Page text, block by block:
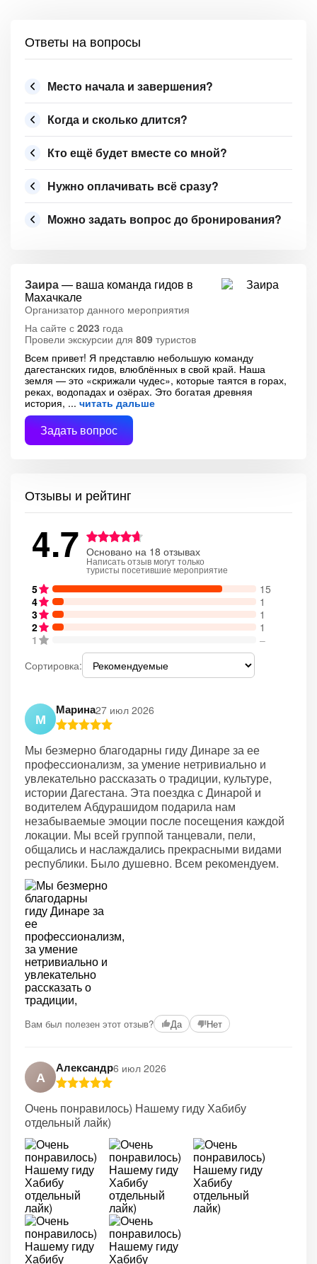
Ответы на вопросы
Место начала и завершения?
Когда и сколько длится?
Кто ещё будет вместе со мной?
Нужно оплачивать всё сразу?
Можно задать вопрос до бронирования?
Заира— ваша команда гидов в
Махачкале
Организатор данного мероприятия
На сайте с 2023 года
Провели экскурсии для 809 туристов
Всем привет! Я представлю небольшую команду
дагестанских гидов, влюблённых в свой край. Наша
земля — это «скрижали чудес», которые таятся в горах,
реках, водопадах и озёрах. Это богатая древняя
история,
читать дальше
Задать вопрос
Отзывы и рейтинг
4.7 Основано на 18 отзывах
Написать отзыв могут только
туристы посетившие мероприятие
5
15
4
1
3
1
2
1
1
–
Сортировка:
М
Марина27 июл 2026
Мы безмерно благодарны гиду Динаре за ее
профессионализм, за умение нетривиально и
увлекательно рассказать о традиции, культуре,
истории Дагестана. Эта поездка с Динарой и
водителем Абдурашидом подарила нам
незабываемые эмоции после посещения каждой
локации. Мы всей группой танцевали, пели,
общались и наслаждались прекрасными видами
республики. Было душевно. Всем рекомендуем.
Вам был полезен этот отзыв? Да Нет
А
Александр6 июл 2026
Очень понравилось) Нашему гиду Хабибу
отдельный лайк)